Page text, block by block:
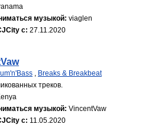
музыкой: viaglen
с: 27.11.2020
, Breaks & Breakbeat
треков.
музыкой: VincentVaw
с: 11.05.2020